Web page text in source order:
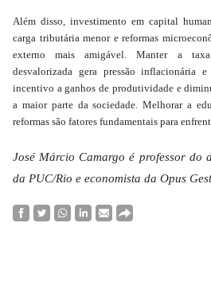
Além disso, investimento em capital
carga tributária menor e reformas
externo mais amigável. Manter a
desvalorizada gera pressão inflacionária
incentivo a ganhos de produtividade e
a maior parte da sociedade.Melhorar a
reformas são fatores fundamentais para
José Márcio Camargo é professor do
da PUC/Rio e economista da Opus